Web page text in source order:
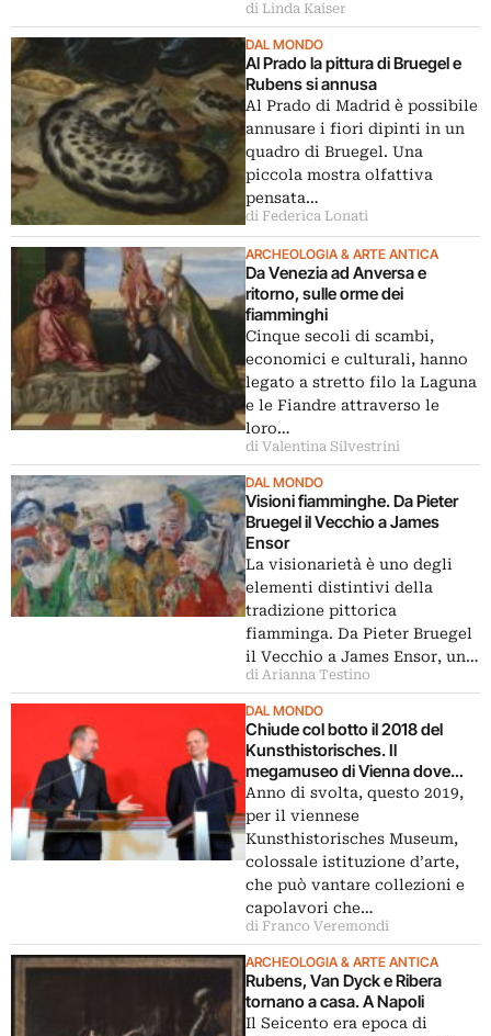
di Linda Kaiser
DAL MONDO
Al Prado la pittura di Bruegel e
Rubens si annusa
Al Prado di Madrid è possibile
annusare i fiori dipinti in un
quadro di Bruegel. Una
piccola mostra olfattiva
pensata…
di Federica Lonati
ARCHEOLOGIA & ARTE ANTICA
Da Venezia ad Anversa e
ritorno, sulle orme dei
fiamminghi
Cinque secoli di scambi,
economici e culturali, hanno
legato a stretto filo la Laguna
e le Fiandre attraverso le
loro…
di Valentina Silvestrini
DAL MONDO
Visioni fiamminghe. Da Pieter
Bruegel il Vecchio a James
Ensor
La visionarietà è uno degli
elementi distintivi della
tradizione pittorica
fiamminga. Da Pieter Bruegel
il Vecchio a James Ensor, un…
di Arianna Testino
DAL MONDO
Chiude col botto il 2018 del
Kunsthistorisches. Il
megamuseo di Vienna dove
arriverà Eike Schmidt
Anno di svolta, questo 2019,
per il viennese
Kunsthistorisches Museum,
colossale istituzione d’arte,
che può vantare collezioni e
capolavori che…
di Franco Veremondi
ARCHEOLOGIA & ARTE ANTICA
Rubens, Van Dyck e Ribera
tornano a casa. A Napoli
Il Seicento era epoca di